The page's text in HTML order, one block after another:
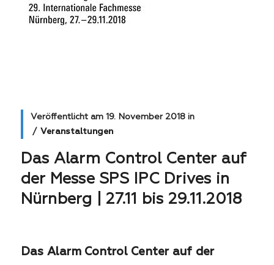
Veröffentlicht am 19. November 2018in
Veranstaltungen
Das Alarm Control Center auf
der Messe SPS IPC Drives in
Nürnberg | 27.11 bis 29.11.2018
Das Alarm Control Center auf der